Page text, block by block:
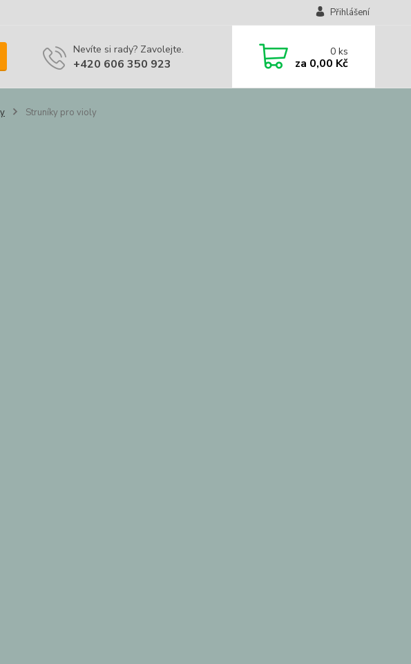
Přihlášení
Nevíte si rady? Zavolejte.
+420 606 350 923
0ks
za 0,00 Kč
Struníky pro violy